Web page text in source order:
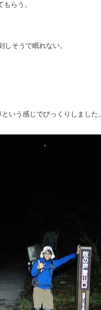
らう。
そうで眠れない。
いう感じでびっくりしました。